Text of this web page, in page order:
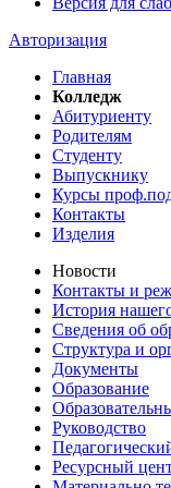
Авторизация
Главная
Колледж
Абитуриенту
Родителям
Студенту
Выпускнику
Курсы
Контакты
Изделия
Новости
Контакты и
История
Сведения об
Структура и
Документы
Образование
Руководство
Ресурсный